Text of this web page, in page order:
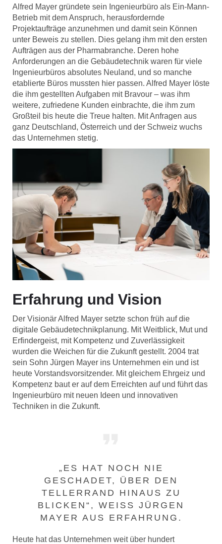
Alfred Mayer gründete sein Ingenieurbüro als Ein-Mann-
Betrieb mit dem Anspruch, herausfordernde
Projektaufträge anzunehmen und damit sein Können
unter Beweis zu stellen. Dies gelang ihm mit den ersten
Aufträgen aus der Pharmabranche. Deren hohe
Anforderungen an die Gebäudetechnik waren für viele
Ingenieurbüros absolutes Neuland, und so manche
etablierte Büros mussten hier passen. Alfred Mayer löste
die ihm gestellten Aufgaben mit Bravour – was ihm
weitere, zufriedene Kunden einbrachte, die ihm zum
Großteil bis heute die Treue halten. Mit Anfragen aus
ganz Deutschland, Österreich und der Schweiz wuchs
das Unternehmen stetig.
Erfahrung und Vision
Der Visionär Alfred Mayer setzte schon früh auf die
digitale Gebäudetechnikplanung. Mit Weitblick, Mut und
Erfindergeist, mit Kompetenz und Zuverlässigkeit
wurden die Weichen für die Zukunft gestellt. 2004 trat
sein Sohn Jürgen Mayer ins Unternehmen ein und ist
heute Vorstandsvorsitzender. Mit gleichem Ehrgeiz und
Kompetenz baut er auf dem Erreichten auf und führt das
Ingenieurbüro mit neuen Ideen und innovativen
Techniken in die Zukunft.
„ES HAT NOCH NIE
GESCHADET, ÜBER DEN
TELLERRAND HINAUS ZU
BLICKEN“, WEISS JÜRGEN M
AYER AUS ERFAHRUNG.
Heute hat das Unternehmen weit über hundert